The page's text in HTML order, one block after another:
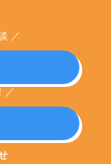
／
／